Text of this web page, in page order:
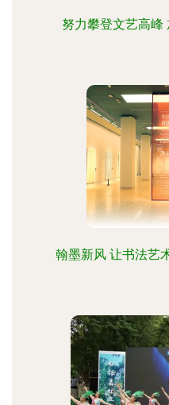
努力攀登文艺高峰
翰墨新风 让书法艺